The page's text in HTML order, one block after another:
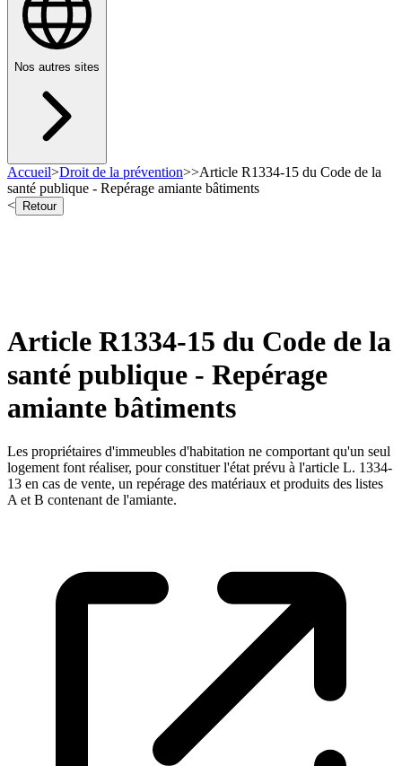
Nos autres sites
Accueil>Droit de la prévention>>Article R1334-15 du Code de la
santé publique - Repérage amiante bâtiments
<
Retour
Article R1334-15 du Code de la
santé publique - Repérage
amiante bâtiments
Les propriétaires d'immeubles d'habitation ne comportant qu'un seul
logement font réaliser, pour constituer l'état prévu à l'article L. 1334-
13 en cas de vente, un repérage des matériaux et produits des listes
A et B contenant de l'amiante.